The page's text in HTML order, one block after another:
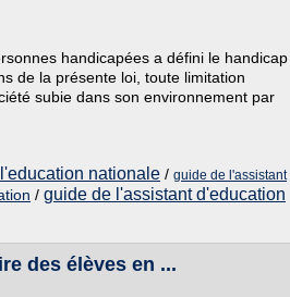
handicapées a défini le handicap
de la présente loi, toute limitation
subie dans son environnement par
nationale / guide de l'assistant
/ guide de l'assistant d'education
des élèves en ...